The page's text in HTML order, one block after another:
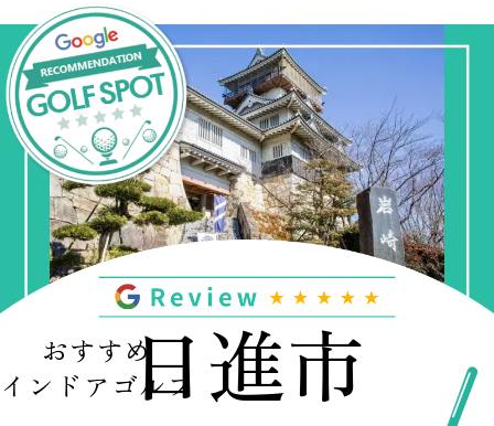
日進市
おすすめ
インドアゴルフ